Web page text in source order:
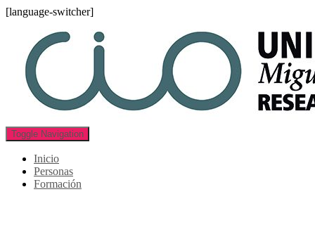
[language-switcher]
Toggle Navigation
Inicio
Personas
Formación